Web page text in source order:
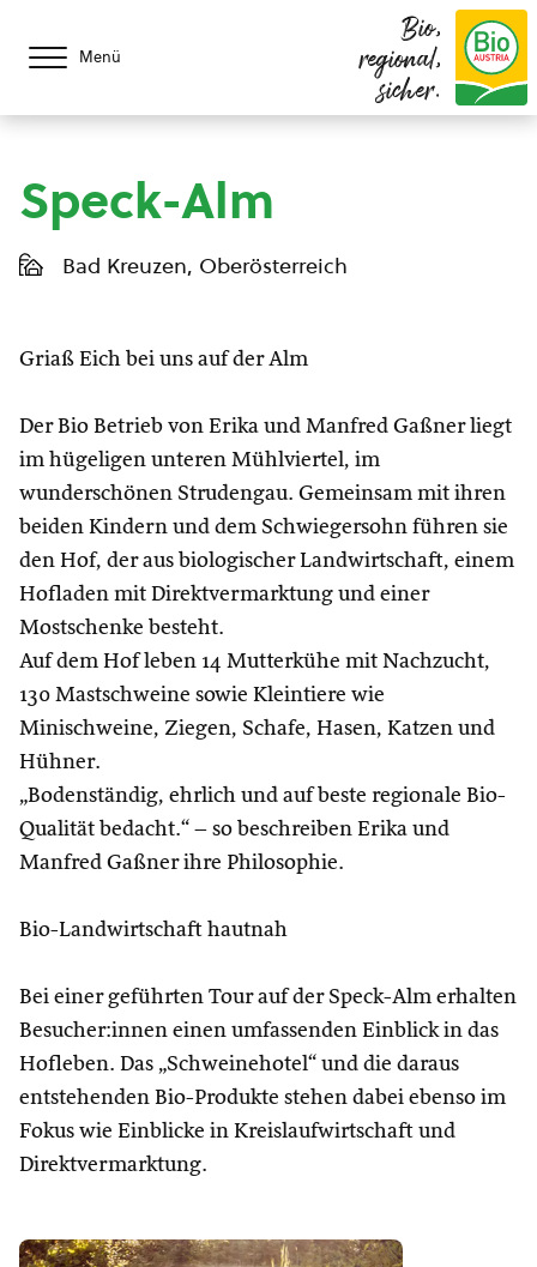
Menü
Bio,
regional,
sicher.
Speck-Alm
Bad Kreuzen, Oberösterreich
Griaß Eich bei uns auf der Alm
Der Bio Betrieb von Erika und Manfred Gaßner liegt
im hügeligen unteren Mühlviertel, im
wunderschönen Strudengau. Gemeinsam mit ihren
beiden Kindern und dem Schwiegersohn führen sie
den Hof, der aus biologischer Landwirtschaft, einem
Hofladen mit Direktvermarktung und einer
Mostschenke besteht.
Auf dem Hof leben 14 Mutterkühe mit Nachzucht,
130 Mastschweine sowie Kleintiere wie
Minischweine, Ziegen, Schafe, Hasen, Katzen und
Hühner.
„Bodenständig, ehrlich und auf beste regionale Bio-
Qualität bedacht.“ – so beschreiben Erika und
Manfred Gaßner ihre Philosophie.
Bio-Landwirtschaft hautnah
Bei einer geführten Tour auf der Speck-Alm erhalten
Besucher:innen einen umfassenden Einblick in das
Hofleben. Das „Schweinehotel“ und die daraus
entstehenden Bio-Produkte stehen dabei ebenso im
Fokus wie Einblicke in Kreislaufwirtschaft und
Direktvermarktung.